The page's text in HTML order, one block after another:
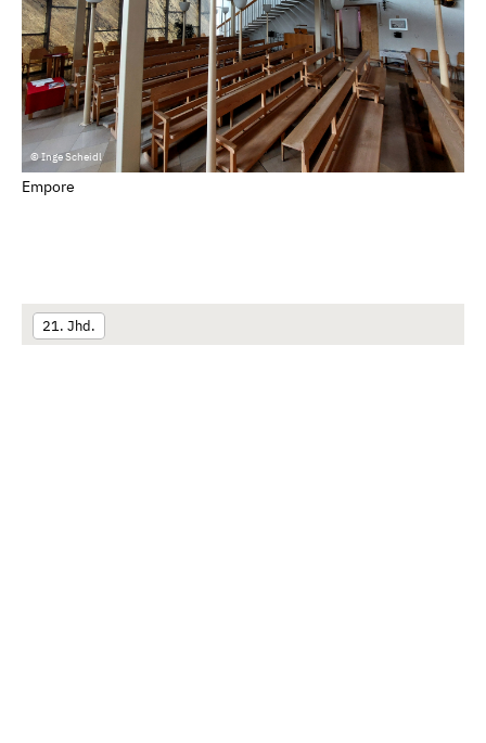
© Inge Scheidl
Empore
21. Jhd.